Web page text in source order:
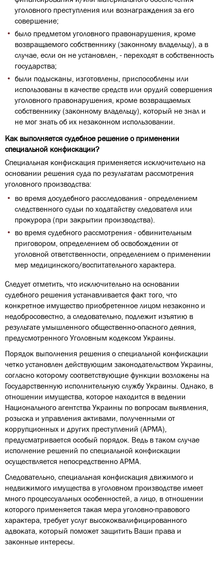
уголовного преступления или вознаграждения за его
совершение;
было предметом уголовного правонарушения, кроме
возвращаемого собственнику (законному владельцу), а в
случае, если он не установлен, - переходят в собственность
государства;
были подысканы, изготовлены, приспособлены или
использованы в качестве средств или орудий совершения
уголовного правонарушения, кроме возвращаемых
собственнику (законному владельцу), который не знал и
не мог знать об их незаконном использовании.
Как выполняется судебное решение о применении
специальной конфискации?
Специальная конфискация применяется исключительно на
основании решения суда по результатам рассмотрения
уголовного производства:
во время досудебного расследования - определением
следственного судьи по ходатайству следователя или
прокурора (при закрытии производства).
во время судебного рассмотрения - обвинительным
приговором, определением об освобождении от
уголовной ответственности, определением о применении
мер медицинского/воспитательного характера.
Следует отметить, что исключительно на основании
судебного решения устанавливается факт того, что
конкретное имущество приобретенное лицом незаконно и
недобросовестно, а следовательно, подлежит изъятию в
результате умышленного общественно-опасного деяния,
предусмотренного Уголовным кодексом Украины.
Порядок выполнения решения о специальной конфискации
четко установлен действующим законодательством Украины,
согласно которому соответствующие функции возложены на
Государственную исполнительную службу Украины. Однако, в
отношении имущества, которое находится в ведении
Национального агентства Украины по вопросам выявления,
розыска и управления активами, полученными от
коррупционных и других преступлений (АРМА),
предусматривается особый порядок. Ведь в таком случае
исполнение решений по специальной конфискации
осуществляется непосредственно АРМА.
Следовательно, специальная конфискация движимого и
недвижимого имущества в уголовном производстве имеет
много процессуальных особенностей, а лицо, в отношении
которого применяется такая мера уголовно-правового
характера, требует услуг высококвалифицированного
адвоката, который поможет защитить Ваши права и
законные интересы.